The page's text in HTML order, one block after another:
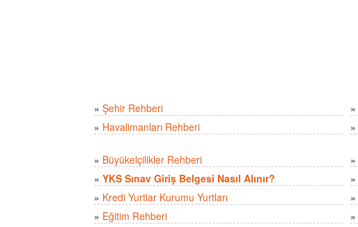
» Şehir Rehberi »
» Havalimanları Rehberi »
» Büyükelçilikler Rehberi »
» YKS Sınav Giriş Belgesi Nasıl Alınır? »
» Kredi Yurtlar Kurumu Yurtları »
» Eğitim Rehberi »